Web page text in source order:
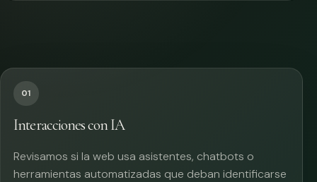
01
Interacciones con IA
Revisamos si la web usa asistentes, chatbots o
herramientas automatizadas que deban identificarse